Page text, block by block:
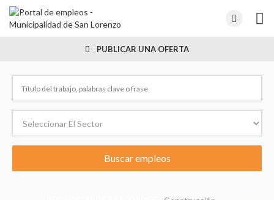
PUBLICAR UNA OFERTA